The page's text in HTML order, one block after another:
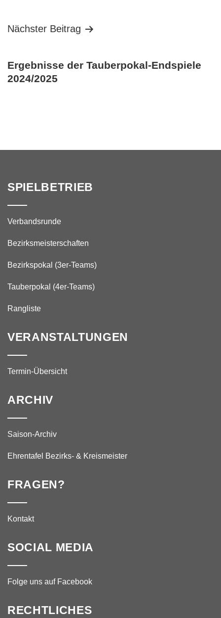
Nächster Beitrag
Ergebnisse der Tauberpokal-Endspiele
2024/2025
SPIELBETRIEB
Verbandsrunde
Bezirksmeisterschaften
Bezirkspokal (3er-Teams)
Tauberpokal (4er-Teams)
Rangliste
VERANSTALTUNGEN
Termin-Übersicht
ARCHIV
Saison-Archiv
Ehrentafel Bezirks- & Kreismeister
FRAGEN?
Kontakt
SOCIAL MEDIA
Folge uns auf Facebook
RECHTLICHES